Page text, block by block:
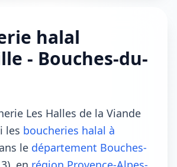
halal
- Bouches-du-
Les Halles de la Viande
les boucheries halal à
le département Bouches-